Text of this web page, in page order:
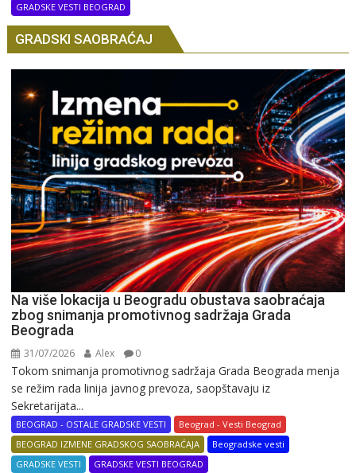
GRADSKE VESTI BEOGRAD
GRADSKI SAOBRAĆAJ
Na više lokacija u Beogradu obustava saobraćaja
zbog snimanja promotivnog sadržaja Grada
Beograda
31/07/2026 Alex 0
Tokom snimanja promotivnog sadržaja Grada Beograda menja
se režim rada linija javnog prevoza, saopštavaju iz
Sekretarijata...
BEOGRAD - OSTALE GRADSKE VESTI
Beograd - Vesti Beograd
BEOGRAD IZMENE GRADSKOG SAOBRAĆAJA
Beogradske vesti
GRADSKE VESTI
GRADSKE VESTI BEOGRAD